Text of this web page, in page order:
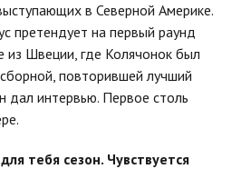
в Северной Америке.
претендует на первый раунд
Швеции, где Колячонок был
повторившей лучший
дал интервью. Первое столь
тебя сезон. Чувствуется